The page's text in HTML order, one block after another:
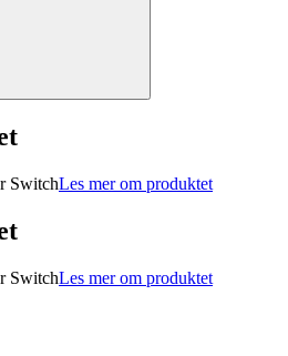
SwitchLes mer om produktet
SwitchLes mer om produktet